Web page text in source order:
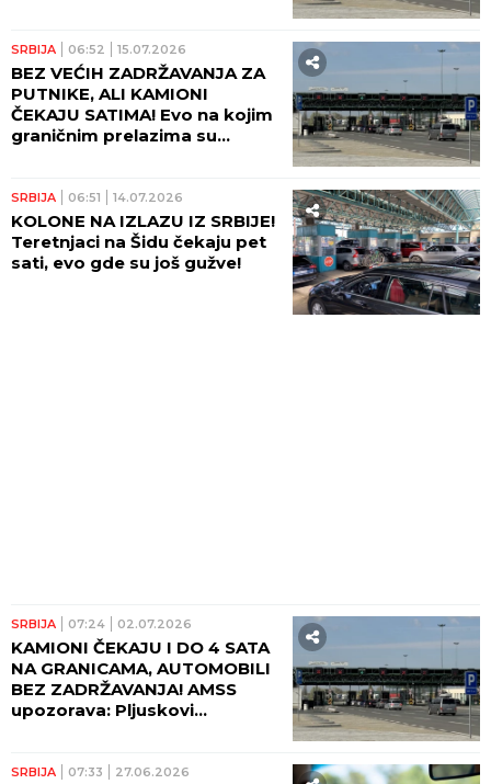
SRBIJA 06:52 15.07.2026
BEZ VEĆIH ZADRŽAVANJA ZA
PUTNIKE, ALI KAMIONI
ČEKAJU SATIMA! Evo na kojim
graničnim prelazima su
SRBIJA 06:51 14.07.2026
KOLONE NA IZLAZU IZ SRBIJE!
Teretnjaci na Šidu čekaju pet
sati, evo gde su još gužve!
SRBIJA 07:24 02.07.2026
KAMIONI ČEKAJU I DO 4 SATA
NA GRANICAMA, AUTOMOBILI
BEZ ZADRŽAVANJA! AMSS
upozorava: Pljuskovi
SRBIJA 07:33 27.06.2026